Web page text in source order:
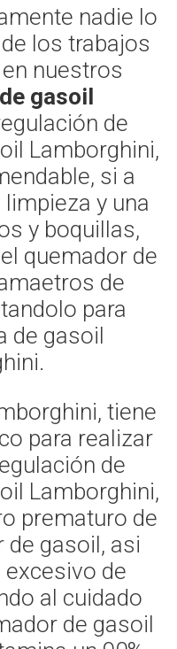
nadie lo
los trabajos
nuestros
gasoil
de
Lamborghini,
si a
y una
y boquillas,
quemador de
de
para
de gasoil
tiene
para realizar
de
Lamborghini,
prematuro de
de gasoil, asi
de
al cuidado
de gasoil